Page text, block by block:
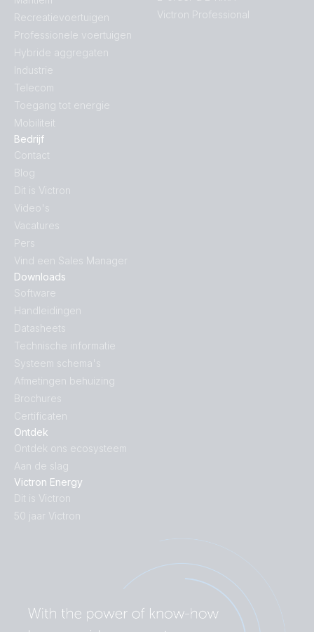
Ontdek
Ontdek ons ecosysteem
Aan de slag
Victron Energy
Dit is Victron
50 jaar Victron
Downloads
Software
Handleidingen
Datasheets
Technische informatie
Systeem schema's
Afmetingen behuizing
Brochures
Certificaten
Recreatievoertuigen
Professionele voertuigen
Hybride aggregaten
Industrie
Telecom
Toegang tot energie
Mobiliteit
Bedrijf
Contact
Blog
Dit is Victron
Video's
Vacatures
Pers
Vind een Sales Manager
Victron Professional